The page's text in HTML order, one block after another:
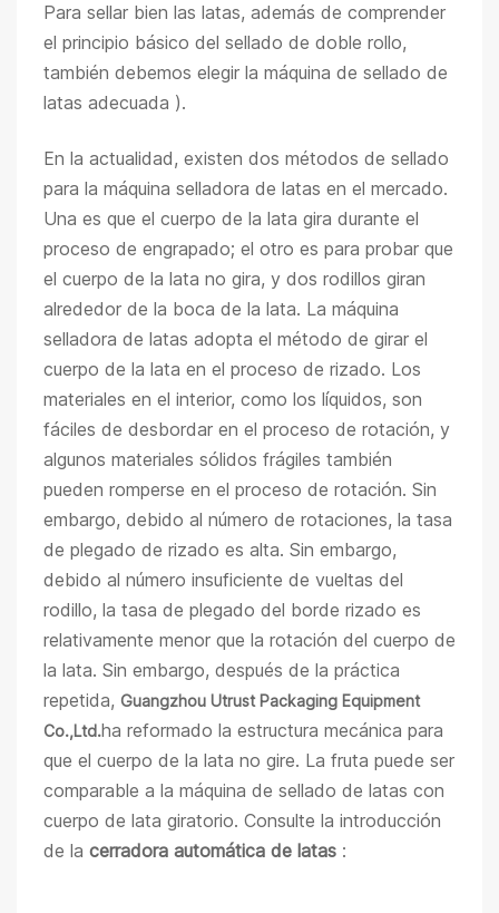
Para sellar bien las latas, además de comprender
el principio básico del sellado de doble rollo,
también debemos elegir la máquina de sellado de
latas adecuada ).
En la actualidad, existen dos métodos de sellado
para la máquina selladora de latas en el mercado.
Una es que el cuerpo de la lata gira durante el
proceso de engrapado; el otro es para probar que
el cuerpo de la lata no gira, y dos rodillos giran
alrededor de la boca de la lata. La máquina
selladora de latas adopta el método de girar el
cuerpo de la lata en el proceso de rizado. Los
materiales en el interior, como los líquidos, son
fáciles de desbordar en el proceso de rotación, y
algunos materiales sólidos frágiles también
pueden romperse en el proceso de rotación. Sin
embargo, debido al número de rotaciones, la tasa
de plegado de rizado es alta. Sin embargo,
debido al número insuficiente de vueltas del
rodillo, la tasa de plegado del borde rizado es
relativamente menor que la rotación del cuerpo de
la lata. Sin embargo, después de la práctica
repetida, Guangzhou Utrust Packaging Equipment
Co.,Ltd.ha reformado la estructura mecánica para
que el cuerpo de la lata no gire. La fruta puede ser
comparable a la máquina de sellado de latas con
cuerpo de lata giratorio. Consulte la introducción
de la cerradora automática de latas :